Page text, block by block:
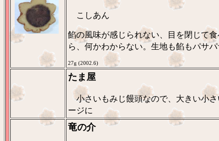
こしあん
餡の風味が感じられない、目を閉じて
ら、何かわからない。生地も餡もパサ
27g (2002.6)
たま屋
小さいもみじ饅頭なので、大きい小さ
ージに
竜の介